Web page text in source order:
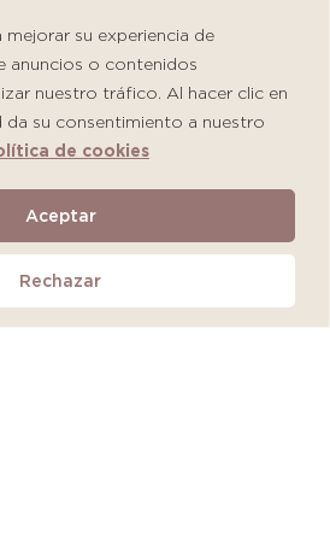
su experiencia de
anuncios o contenidos
nuestro tráfico. Al hacer clic en
da su consentimiento a nuestro
de cookies
Rechazar
Aceptar
Gel Manos y Pies
al carrito